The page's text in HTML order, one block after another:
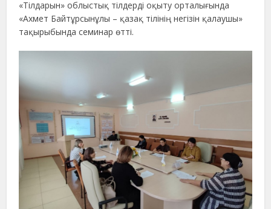
«Тілдарын» облыстық тілдерді оқыту орталығында
«Ахмет Байтұрсынұлы – қазақ тілінің негізін қалаушы»
тақырыбында семинар өтті.